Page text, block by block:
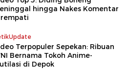
hingga Nakes Komentar
Terpopuler Sepekan: Ribuan
Bernama Tokoh Anime-
di Depok